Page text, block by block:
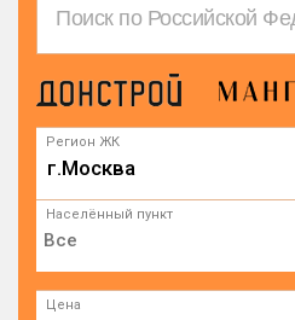
Регион ЖК
г.Москва
Населённый пункт
Цена